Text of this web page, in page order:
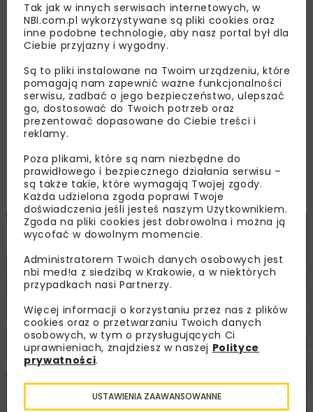
umowę wartą 250 mln zł. W ramach inwestycji w
ciągu 2,5 roku wybudowany zostanie korpus
statyczny zapory zachodniej Kwatery
zapory wschodniej istniejącego Obiektu
Unieszkodliwiania Odpadów Wydobywczych
(OUOW) Żelazny Most, wybudowana
Pompownia Wschód wraz infrastrukturą
infrastruktura zlokalizowana na terenie
Pompowni Tarnówek.
Tak jak w innych serwisach internetowych, w
NBI.com.pl wykorzystywane są pliki cookies oraz
inne podobne technologie, aby nasz portal był dla
Ciebie przyjazny i wygodny.
Są to pliki instalowane na Twoim urządzeniu, które
pomagają nam zapewnić ważne funkcjonalności
serwisu, zadbać o jego bezpieczeństwo, ulepszać
go, dostosować do Twoich potrzeb oraz
prezentować dopasowane do Ciebie treści i
reklamy.
Poza plikami, które są nam niezbędne do
prawidłowego i bezpiecznego działania serwisu –
są także takie, które wymagają Twojej zgody.
Każda udzielona zgoda poprawi Twoje
doświadczenia jeśli jesteś naszym Użytkownikiem.
Zgoda na pliki cookies jest dobrowolna i można ją
wycofać w dowolnym momencie.
Administratorem Twoich danych osobowych jest
nbi med!a z siedzibą w Krakowie, a w niektórych
przypadkach nasi Partnerzy.
Więcej informacji o korzystaniu przez nas z plików
cookies oraz o przetwarzaniu Twoich danych
osobowych, w tym o przysługujących Ci
uprawnieniach, znajdziesz w naszej Polityce
prywatności.
USTAWIENIA ZAAWANSOWANNE